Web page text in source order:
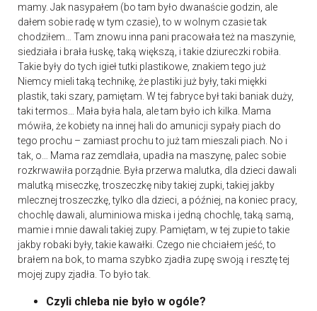
mamy. Jak nasypałem (bo tam było dwanaście godzin, ale
dałem sobie radę w tym czasie), to w wolnym czasie tak
chodziłem… Tam znowu inna pani pracowała też na maszynie,
siedziała i brała łuskę, taką większą, i takie dziureczki robiła.
Takie były do tych igieł tutki plastikowe, znakiem tego już
Niemcy mieli taką technikę, że plastiki już były, taki miękki
plastik, taki szary, pamiętam. W tej fabryce był taki baniak duży,
taki termos… Mała była hala, ale tam było ich kilka. Mama
mówiła, że kobiety na innej hali do amunicji sypały piach do
tego prochu – zamiast prochu to już tam mieszali piach. No i
tak, o… Mama raz zemdlała, upadła na maszynę, palec sobie
rozkrwawiła porządnie. Była przerwa malutka, dla dzieci dawali
malutką miseczkę, troszeczkę niby takiej zupki, takiej jakby
mlecznej troszeczkę, tylko dla dzieci, a później, na koniec pracy,
chochlę dawali, aluminiowa miska i jedną chochlę, taką samą,
mamie i mnie dawali takiej zupy. Pamiętam, w tej zupie to takie
jakby robaki były, takie kawałki. Czego nie chciałem jeść, to
brałem na bok, to mama szybko zjadła zupę swoją i resztę tej
mojej zupy zjadła. To było tak.
Czyli chleba nie było w ogóle?